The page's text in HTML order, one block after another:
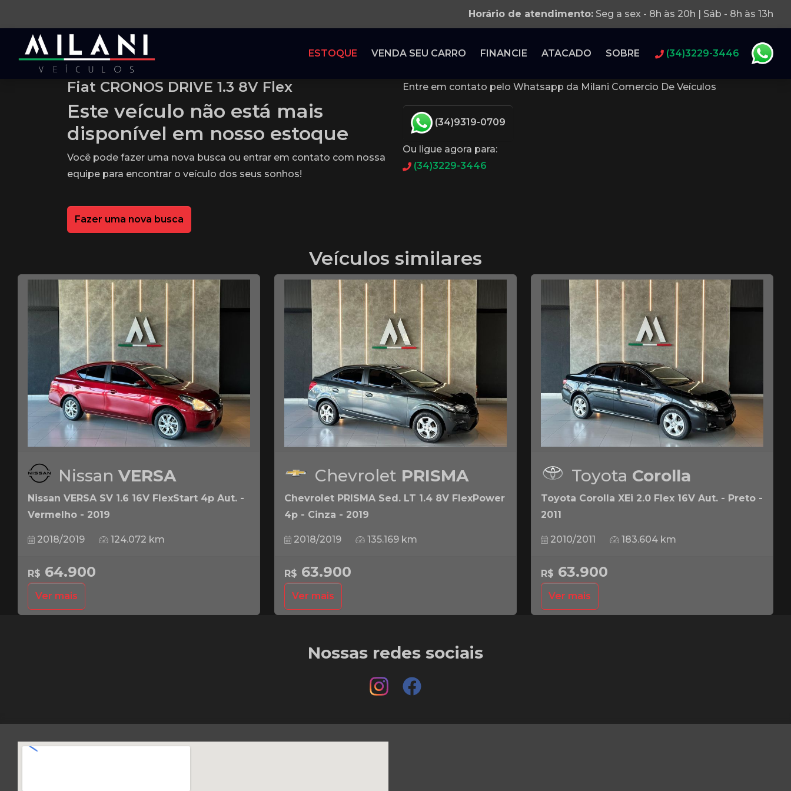
Horário de atendimento: Seg a sex - 8h às 20h | Sáb - 8h às 13h
ESTOQUE VENDA SEU CARRO FINANCIE ATACADO SOBRE (34)3229-3446
Fiat CRONOS DRIVE 1.3 8V Flex
Este veículo não está mais
disponível em nosso estoque
Você pode fazer uma nova busca ou entrar em contato com nossa
equipe para encontrar o veículo dos seus sonhos!
Fazer uma nova busca
Entre em contato pelo Whatsapp da Milani Comercio De Veículos
(34)9319-0709
Ou ligue agora para:
(34)3229-3446
Veículos similares
Nissan VERSA
Nissan VERSA SV 1.6 16V FlexStart 4p Aut. -
Vermelho - 2019
2018/2019 124.072 km
R$ 64.900
Ver mais
Chevrolet PRISMA
Chevrolet PRISMA Sed. LT 1.4 8V FlexPower
4p - Cinza - 2019
2018/2019 135.169 km
R$ 63.900
Ver mais
Toyota Corolla
Toyota Corolla XEi 2.0 Flex 16V Aut. - Preto -
2011
2010/2011 183.604 km
R$ 63.900
Ver mais
Nossas redes sociais